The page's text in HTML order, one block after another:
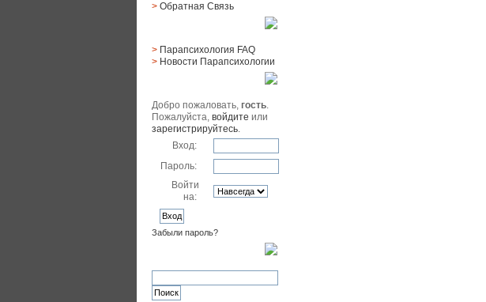
> Обратная Cвязь
> Парапсихология FAQ
> Новости Парапсихологии
Добро пожаловать,гость.
Пожалуйста,войдите или
зарегистрируйтесь.
Вход:
Пароль:
Войти
на:
Забыли пароль?